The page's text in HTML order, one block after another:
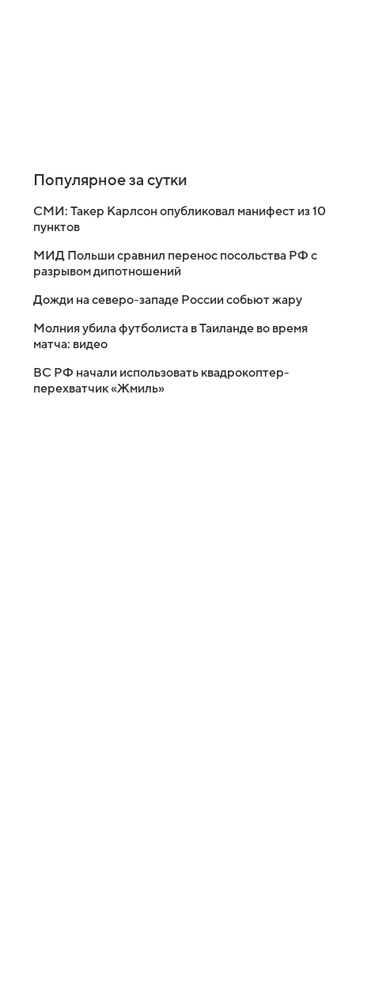
Популярное за сутки
СМИ: Такер Карлсон опубликовал манифест из 10
пунктов
МИД Польши сравнил перенос посольства РФ с
разрывом дипотношений
Дожди на северо-западе России собьют жару
Молния убила футболиста в Таиланде во время
матча: видео
ВС РФ начали использовать квадрокоптер-
перехватчик «Жмиль»